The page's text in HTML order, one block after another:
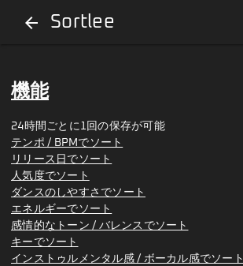
arrow_back Sortlee
機能
24時間ごとに1回の保存が可能
テンポ / BPMでソート
リリース日でソート
人気度でソート
ダンスのしやすさでソート
エネルギーでソート
感情的なトーン / バレンスでソート
キーでソート
インストゥルメンタル感 / ボーカル感でソート